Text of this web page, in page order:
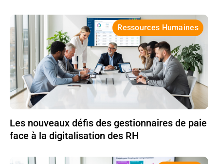
Ressources Humaines
Les nouveaux défis des gestionnaires de paie
face à la digitalisation des RH